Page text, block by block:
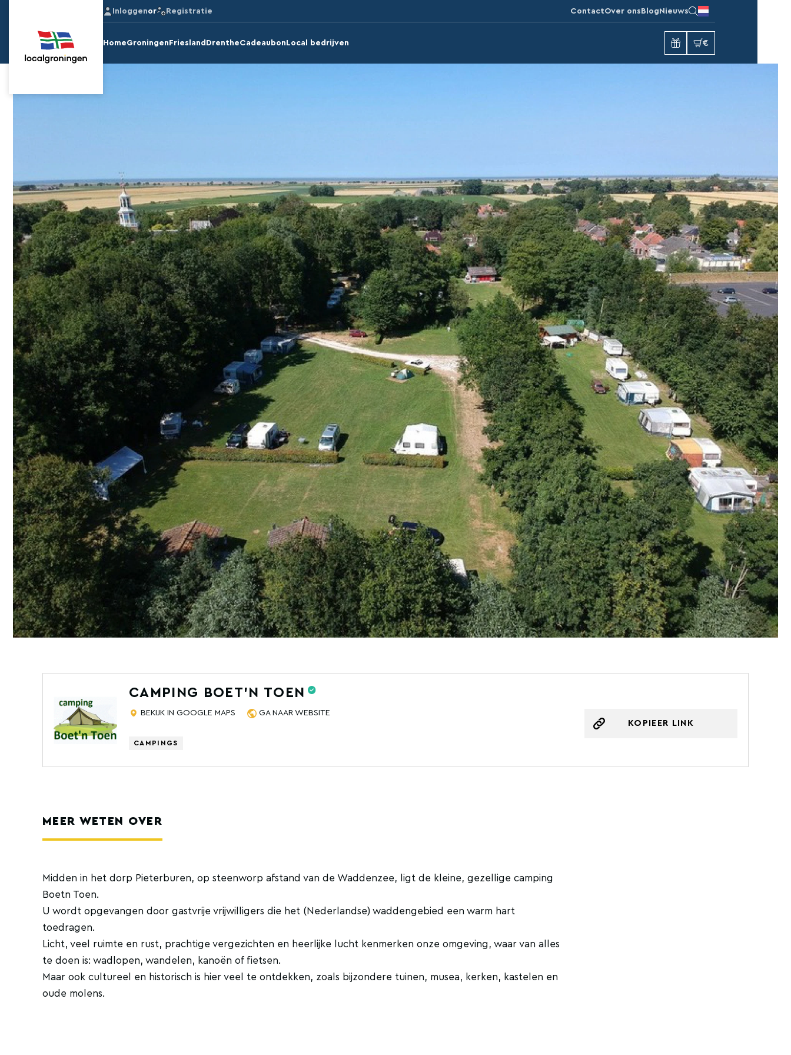
Inloggenor Registratie ContactOver ons Blog Nieuws
HomeGroningen Friesland DrentheCadeaubon Local bedrijven €
CAMPING BOET'N TOEN
BEKIJK IN GOOGLE MAPS GA NAAR WEBSITE
CAMPINGS
KOPIEER LINK
MEER WETEN OVER
Midden in het dorp Pieterburen, op steenworp afstand van de Waddenzee, ligt de kleine, gezellige camping
Boetn Toen.
U wordt opgevangen door gastvrije vrijwilligers die het (Nederlandse) waddengebied een warm hart
toedragen.
Licht, veel ruimte en rust, prachtige vergezichten en heerlijke lucht kenmerken onze omgeving, waar van alles
te doen is: wadlopen, wandelen, kanoën of fietsen.
Maar ook cultureel en historisch is hier veel te ontdekken, zoals bijzondere tuinen, musea, kerken, kastelen en
oude molens.